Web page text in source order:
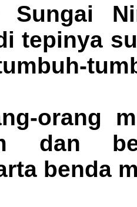
Sungai
tepinya
orang
dan
benda